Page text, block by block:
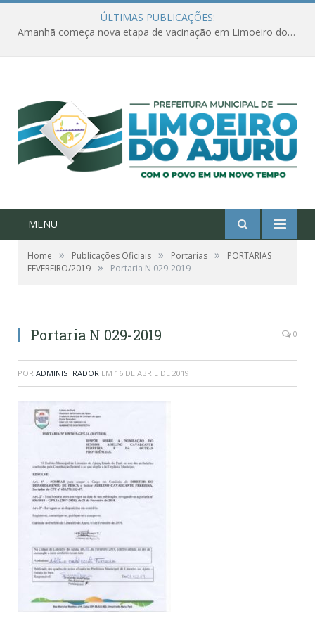
ÚLTIMAS PUBLICAÇÕES:
Amanhã começa nova etapa de vacinação em Limoeiro do Ajuru para idosos com 65 ou mais
MENU
Home » Publicações Oficiais » Portarias »
PORTARIAS
FEVEREIRO/2019 » Portaria N 029-2019
Portaria N 029-2019 0
POR ADMINISTRADOR EM 16 DE ABRIL DE 2019